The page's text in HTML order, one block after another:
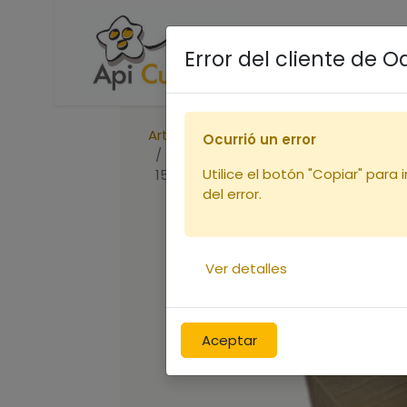
Accueil Boutique
Articles
15x1kg (copie)
Error del cliente de
Aceptar
Ocurrió un error
Utilice el botón "Copiar" para
del error.
Ver detalles